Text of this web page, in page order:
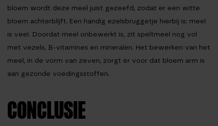
bloem wordt deze meel juist gezeefd, zodat er een witte
bloem achterblijft. Een handig ezelsbruggetje hierbij is: meel
is veel. Doordat meel onbewerkt is, zit speltmeel nog vol
met vezels, B-vitamines en mineralen. Het bewerken van het
meel, in de vorm van zeven, zorgt er voor dat bloem arm is
aan gezonde voedingsstoffen.
CONCLUSIE